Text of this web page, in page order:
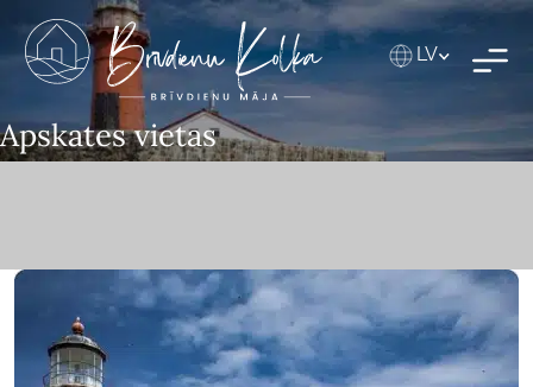
LV
Apskates vietas